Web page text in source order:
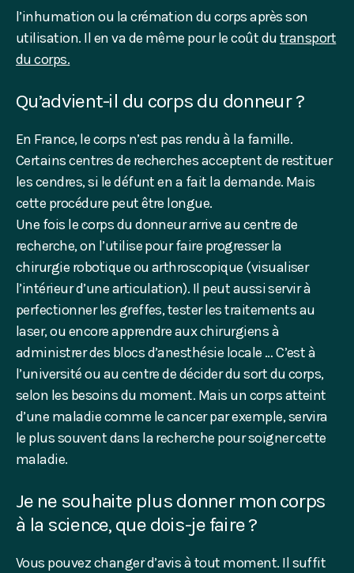
l’inhumation ou la crémation du corps après son
utilisation. Il en va de même pour le coût dutransport
du corps.
Qu’advient-il du corps du donneur ?
En France, le corps n’est pas rendu à la famille.
Certains centres de recherches acceptent de restituer
les cendres, si le défunt en a fait la demande. Mais
cette procédure peut être longue.
Une fois le corps du donneur arrive au centre de
recherche, on l’utilise pour faire progresser la
chirurgie robotique ou arthroscopique (visualiser
l’intérieur d’une articulation). Il peut aussi servir à
perfectionner les greffes, tester les traitements au
laser, ou encore apprendre aux chirurgiens à
administrer des blocs d’anesthésie locale … C’est à
l’université ou au centre de décider du sort du corps,
selon les besoins du moment. Mais un corps atteint
d’une maladie comme le cancer par exemple, servira
le plus souvent dans la recherche pour soigner cette
maladie.
Je ne souhaite plus donner mon corps
à la science, que dois-je faire ?
Vous pouvez changer d’avis à tout moment. Il suffit